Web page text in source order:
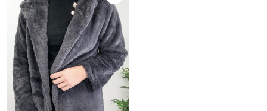
VESTIDOS
TRAJES DE BAÑO